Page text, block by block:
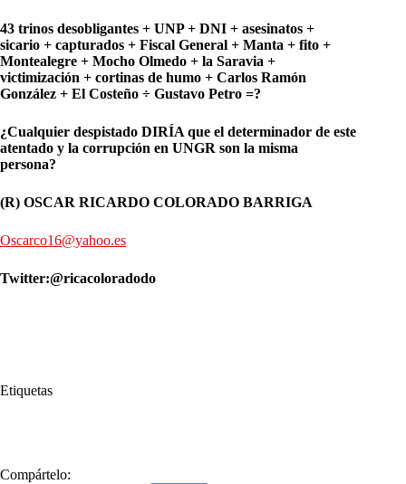
43 trinos desobligantes + UNP + DNI + asesinatos +
sicario + capturados + Fiscal General + Manta + fito +
Montealegre + Mocho Olmedo + la Saravia +
victimización + cortinas de humo + Carlos Ramón
González + El Costeño ÷ Gustavo Petro =?
¿Cualquier despistado DIRÍA que el determinador de este
atentado y la corrupción en UNGR son la misma
persona?
(R) OSCAR RICARDO COLORADO BARRIGA
Oscarco16@yahoo.es
Twitter:@ricacoloradodo
Etiquetas
Compártelo: